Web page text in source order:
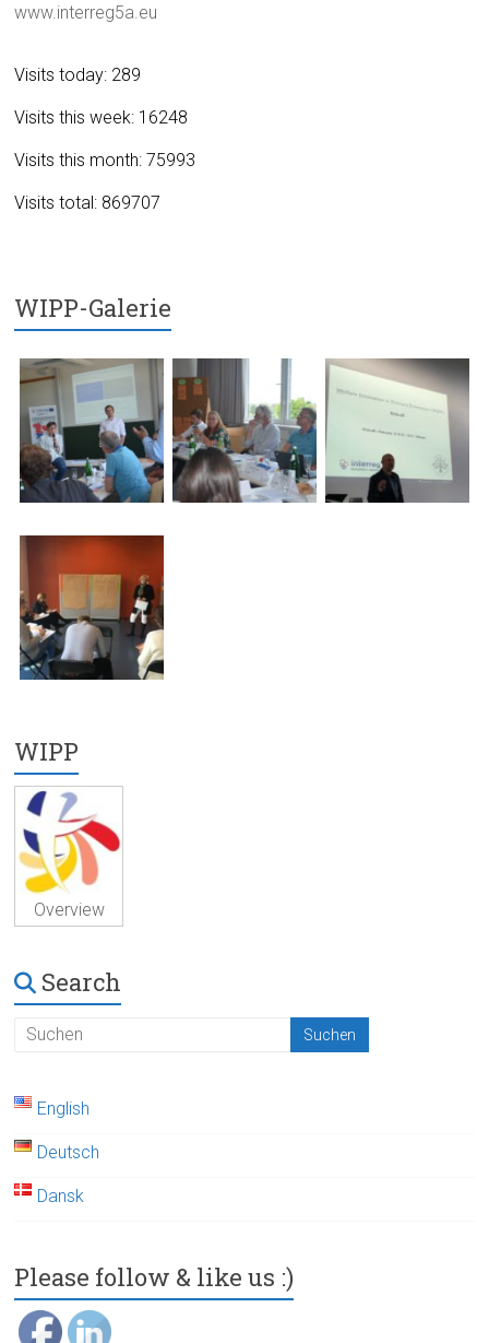
www.interreg5a.eu
Visits today: 289
Visits this week: 16248
Visits this month: 75993
Visits total: 869707
WIPP-Galerie
WIPP
Overview
Search
English
Deutsch
Dansk
Please follow & like us :)